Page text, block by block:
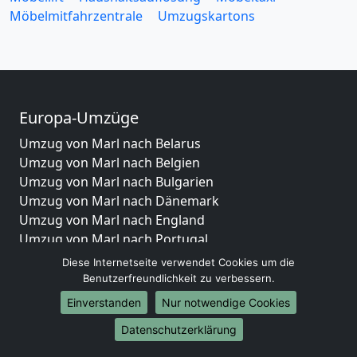
Möbelmitfahrzentrale
Umzugskartons
Europa-Umzüge
Umzug von Marl nach Belarus
Umzug von Marl nach Belgien
Umzug von Marl nach Bulgarien
Umzug von Marl nach Dänemark
Umzug von Marl nach England
Umzug von Marl nach Portugal
Umzug von Marl nach Bosnien und Herzegowina
Umzug von Marl nach Irland
Umzug von Marl nach Lettland
Umzug von Marl nach Zypern
Umzug von Marl nach Kroatien
Diese Internetseite verwendet Cookies um die
Benutzerfreundlichkeit zu verbessern.
Einverstanden
Nur notwendige Cookies
Datenschutzerklärung